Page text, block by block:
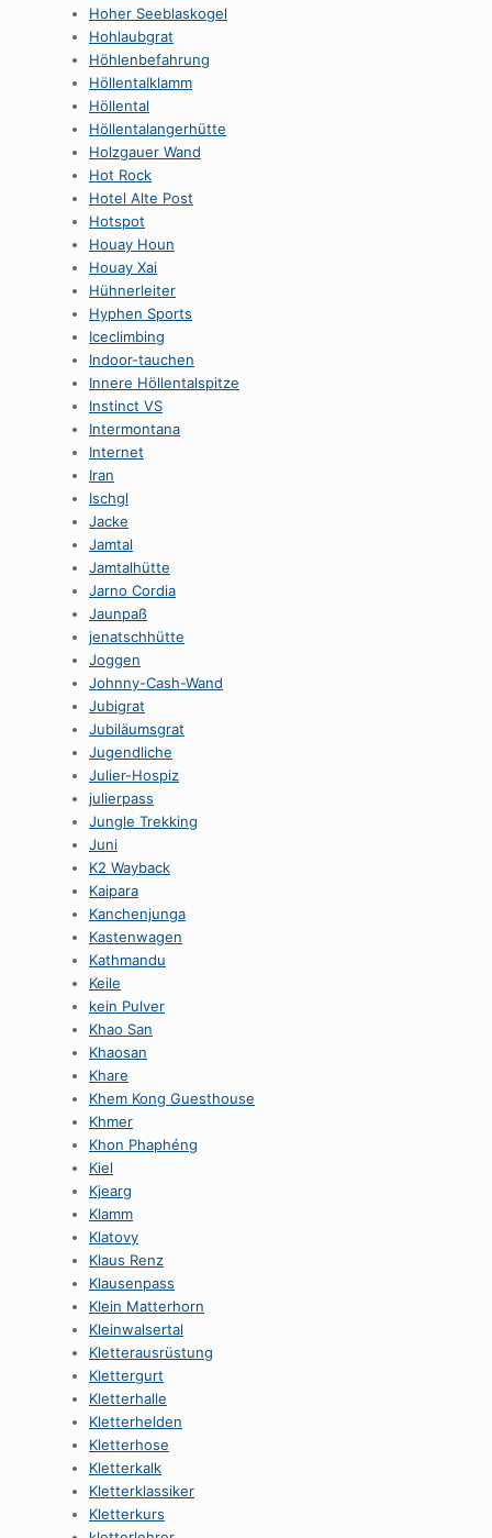
Hoher Seeblaskogel
Hohlaubgrat
Höhlenbefahrung
HöllentaIklamm
Höllental
Höllentalangerhütte
Holzgauer Wand
Hot Rock
Hotel Alte Post
Hotspot
Houay Houn
Houay Xai
Hühnerleiter
Hyphen Sports
Iceclimbing
Indoor-tauchen
Innere Höllentalspitze
Instinct VS
Intermontana
Internet
Iran
Ischgl
Jacke
Jamtal
Jamtalhütte
Jarno Cordia
Jaunpaß
jenatschhütte
Joggen
Johnny-Cash-Wand
Jubigrat
Jubiläumsgrat
Jugendliche
Julier-Hospiz
julierpass
Jungle Trekking
Juni
K2 Wayback
Kaipara
Kanchenjunga
Kastenwagen
Kathmandu
Keile
kein Pulver
Khao San
Khaosan
Khare
Khem Kong Guesthouse
Khmer
Khon Phaphéng
Kiel
Kjearg
Klamm
Klatovy
Klaus Renz
Klausenpass
Klein Matterhorn
Kleinwalsertal
Kletterausrüstung
Klettergurt
Kletterhalle
Kletterhelden
Kletterhose
Kletterkalk
Kletterklassiker
Kletterkurs